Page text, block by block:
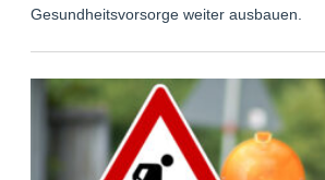
Gesundheitsvorsorge weiter ausbauen.